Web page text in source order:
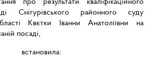
про результати кваліфікаційного
Снігурівського районного суду
Квєтки Іванни Анатоліївни на
посаді,
встановила: